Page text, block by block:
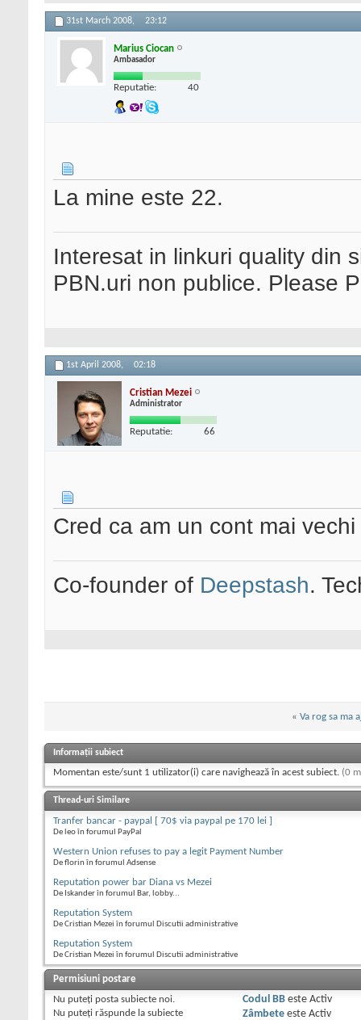
31st March 2008, 23:12
Marius Ciocan
Ambasador
Reputatie: 40
La mine este 22.
Interesat in linkuri quality din
PBN.uri non publice. Please
1st April 2008, 02:18
Cristian Mezei
Administrator
Reputatie: 66
Cred ca am un cont mai
Co-founder of Deepstash.
« Va rog sa ma
Informații subiect
Momentan este/sunt 1 utilizator(i) care navighează în acest subiect. (0
Thread-uri Similare
Tranfer bancar - paypal [ 70$ via paypal pe 170 lei ]
De leo în forumul PayPal
Western Union refuses to pay a legit Payment Number
De florin în forumul Adsense
Reputation power bar Diana vs Mezei
De Iskander în forumul Bar, lobby...
Reputation System
De Cristian Mezei în forumul Discutii administrative
Reputation System
De Cristian Mezei în forumul Discutii administrative
Permisiuni postare
Nu puteţi posta subiecte noi.
Nu puteţi răspunde la subiecte
Codul BBeste Activ
Zâmbeteeste Activ